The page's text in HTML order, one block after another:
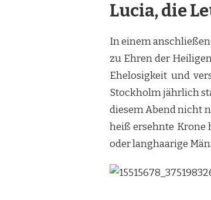
Lucia, die
In einem
zu Ehren der
Ehelosigkeit und
Stockholm jährlich
diesem Abend nicht
heiß ersehnte Krone
oder langhaarige